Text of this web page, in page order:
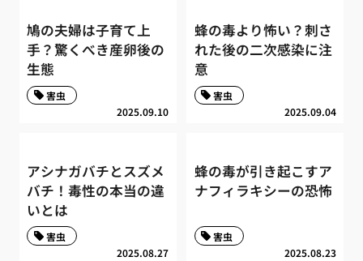
鳩の夫婦は子育て上
手？驚くべき産卵後の
生態
2025.09.10
害虫
蜂の毒より怖い？刺さ
れた後の二次感染に注
意
2025.09.04
害虫
アシナガバチとスズメ
バチ！毒性の本当の違
いとは
2025.08.27
害虫
蜂の毒が引き起こすア
ナフィラキシーの恐怖
2025.08.23
害虫